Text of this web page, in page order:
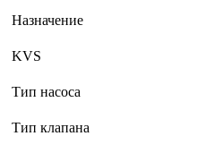
Назначение
KVS
Тип насоса
Тип клапана